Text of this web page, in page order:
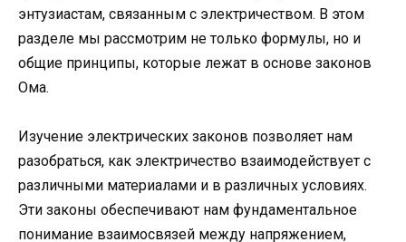
энтузиастам, связанным с электричеством. В этом
разделе мы рассмотрим не только формулы, но и
общие принципы, которые лежат в основе законов
Ома.
Изучение электрических законов позволяет нам
разобраться, как электричество взаимодействует с
различными материалами и в различных условиях.
Эти законы обеспечивают нам фундаментальное
понимание взаимосвязей между напряжением,